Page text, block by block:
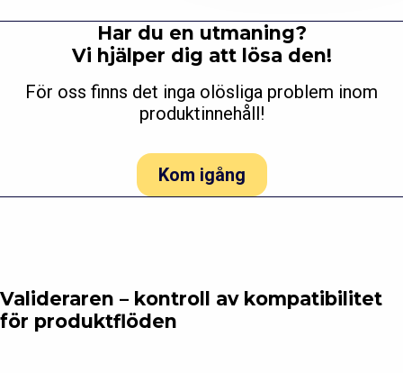
Har du en utmaning?
Vi hjälper dig att lösa den!
För oss finns det inga olösliga problem inom
produktinnehåll!
Kom igång
Valideraren – kontroll av kompatibilitet
för produktflöden